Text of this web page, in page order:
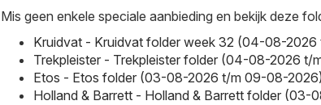
Mis geen enkele speciale aanbieding en bekijk deze
Kruidvat - Kruidvat folder week 32 (04-08-
Trekpleister - Trekpleister folder (04-08-2026 t/
Etos - Etos folder (03-08-2026 t/m 09-08-2026)
Holland & Barrett - Holland & Barrett folder